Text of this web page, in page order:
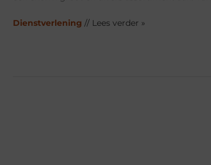
Dienstverlening // Lees verder »